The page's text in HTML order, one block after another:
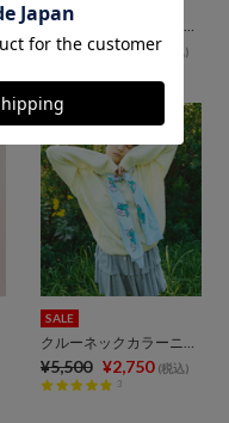
リブタートルネックニット
¥3,850 ¥2,200(税込)
SALE
クルーネックカラーニット
¥5,500 ¥2,750 (税込)
3